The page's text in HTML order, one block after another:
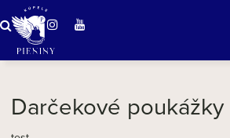
Darčekové poukážky